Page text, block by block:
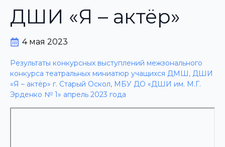
ДШИ «Я – актёр»
4 мая 2023
Результаты конкурсных выступлений межзонального
конкурса театральных миниатюр учащихся ДМШ, ДШИ
«Я – актёр» г. Старый Оскол, МБУ ДО «ДШИ им. М.Г.
Эрденко № 1» апрель 2023 года